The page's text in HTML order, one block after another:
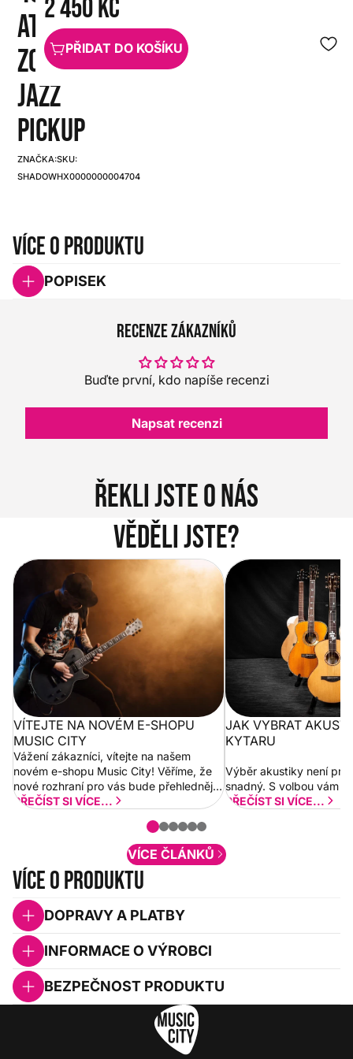
ATTILA
ZOLLER
JAZZ
PICKUP
ZNAČKA:
SHADOW
SKU:
HX0000000004704
2 450 Kč
PŘIDAT DO KOŠÍKU
Více o produktu
POPISEK
Recenze zákazníků
Buďte první, kdo napíše recenzi
Napsat recenzi
Řekli jste o nás
Věděli jste?
Vítejte na novém e-shopu Music
City
VÍTEJTE NA NOVÉM E-SHOPU
MUSIC CITY
Vážení zákazníci, vítejte na našem
novém e-shopu Music City! Věříme, že
nové rozhraní pro vás bude přehlednější
a rychlejší. Postupně budeme přidávat
PŘEČÍST SI VÍCE...
Jak vybrat
JAK VYBRAT
KYTARU
Výběr akustiky není pro
snadný. S volbou vám
PŘEČÍST SI VÍCE...
VÍCE ČLÁNKŮ
Více o produktu
DOPRAVY A PLATBY
INFORMACE O VÝROBCI
BEZPEČNOST PRODUKTU